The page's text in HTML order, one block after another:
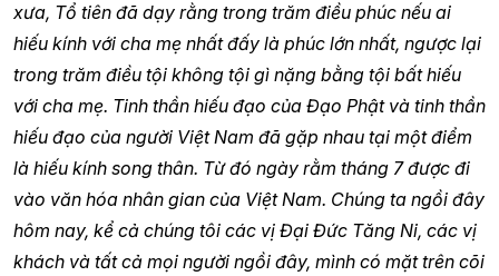
xưa, Tổ tiên đã dạy rằng trong trăm điều phúc nếu ai
hiếu kính với cha mẹ nhất đấy là phúc lớn nhất, ngược lại
trong trăm điều tội không tội gì nặng bằng tội bất hiếu
với cha mẹ. Tinh thần hiếu đạo của Đạo Phật và tinh thần
hiếu đạo của người Việt Nam đã gặp nhau tại một điểm
là hiếu kính song thân. Từ đó ngày rằm tháng 7 được đi
vào văn hóa nhân gian của Việt Nam. Chúng ta ngồi đây
hôm nay, kể cả chúng tôi các vị Đại Đức Tăng Ni, các vị
khách và tất cả mọi người ngồi đây, mình có mặt trên cõi